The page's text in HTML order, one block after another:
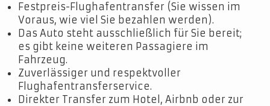
Festpreis-Flughafentransfer (Sie wissen im
Voraus, wie viel Sie bezahlen werden).
Das Auto steht ausschließlich für Sie bereit;
es gibt keine weiteren Passagiere im
Fahrzeug.
Zuverlässiger und respektvoller
Flughafentransferservice.
Direkter Transfer zum Hotel, Airbnb oder zur